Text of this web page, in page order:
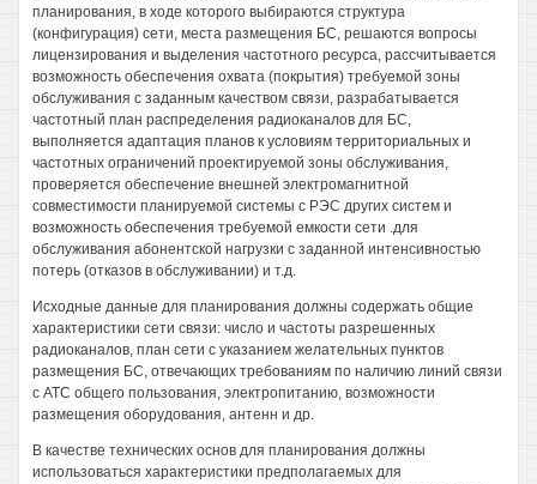
планирования, в ходе которого выбираются структура
(конфигурация) сети, места размещения БС, решаются вопросы
лицензирования и выделения частотного ресурса, рассчитывается
возможность обеспечения охвата (покрытия) требуемой зоны
обслуживания с заданным качеством связи, разрабатывается
частотный план распределения радиоканалов для БС,
выполняется адаптация планов к условиям территориальных и
частотных ограничений проектируемой зоны обслуживания,
проверяется обеспечение внешней электромагнитной
совместимости планируемой системы с РЭС других систем и
возможность обеспечения требуемой емкости сети .для
обслуживания абонентской нагрузки с заданной интенсивностью
потерь (отказов в обслуживании) и т.д.
Исходные данные для планирования должны содержать общие
характеристики сети связи: число и частоты разрешенных
радиоканалов, план сети с указанием желательных пунктов
размещения БС, отвечающих требованиям по наличию линий связи
с АТС общего пользования, электропитанию, возможности
размещения оборудования, антенн и др.
В качестве технических основ для планирования должны
использоваться характеристики предполагаемых для